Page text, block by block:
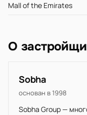
Mall of the Emirates
О
Sobha
основан в 1998
Sobha Group —